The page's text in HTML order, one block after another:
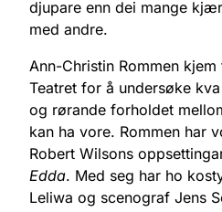
djupare enn dei mange
med andre.
Ann-Christin Rommen
Teatret for å undersøke
og rørande forholdet
kan ha vore. Rommen har
Robert Wilsons
Edda. Med seg har ho
Leliwa og scenograf Jens